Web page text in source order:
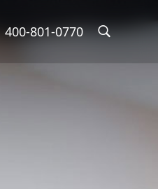
400-801-0770